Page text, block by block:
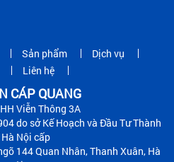
Sản phẩm
Dịch vụ
Liên hệ
CÁP QUANG
Viễn Thông 3A
do sở Kế Hoạch và Đầu Tư Thành
Nội cấp
144 Quan Nhân, Thanh Xuân, Hà